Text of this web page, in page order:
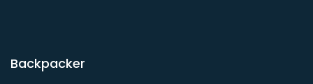
Backpacker